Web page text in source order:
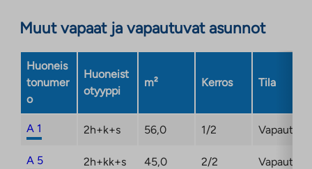
Muut vapaat ja vapautuvat asunnot
Huoneis
tonumer
o
Huoneist
otyyppi
m² Kerros Tila
A 1 2h+k+s 56,0 1/2
A 5 2h+kk+s 45,0 2/2